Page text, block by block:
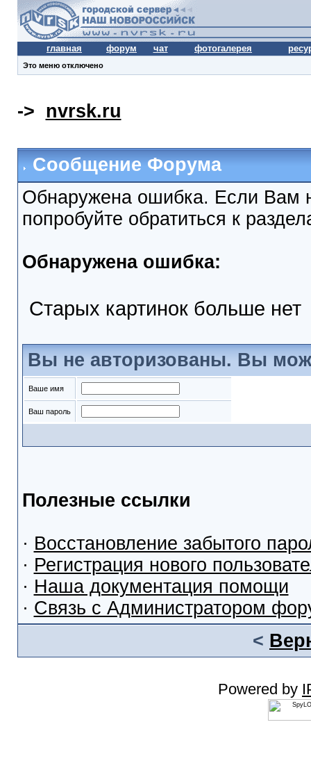
главная форум чат фотогалерея
Это меню отключено
-> nvrsk.ru
Сообщение Форума
Обнаружена ошибка. Если Вам
попробуйте обратиться к
Обнаружена ошибка:
Старых картинок больше нет
Вы не авторизованы. Вы
Ваше имя
Ваш пароль
Полезные ссылки
· Восстановление забытого
· Регистрация нового
· Наша документация помощи
· Связь с Администратором
<
Powered by